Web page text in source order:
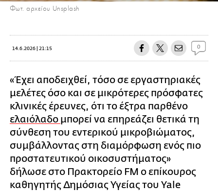
Φωτ. αρχείου Unsplash
14.6.2026 | 21:15 0
«Έχει αποδειχθεί, τόσο σε εργαστηριακές
μελέτες όσο και σε μικρότερες πρόσφατες
κλινικές έρευνες, ότι το έξτρα παρθένο
ελαιόλαδο μπορεί να επηρεάζει θετικά τη
σύνθεση του εντερικού μικροβιώματος,
συμβάλλοντας στη διαμόρφωση ενός πιο
προστατευτικού οικοσυστήματος»
δήλωσε στο Πρακτορείο FM ο επίκουρος
καθηγητής Δημόσιας Υγείας του Yale